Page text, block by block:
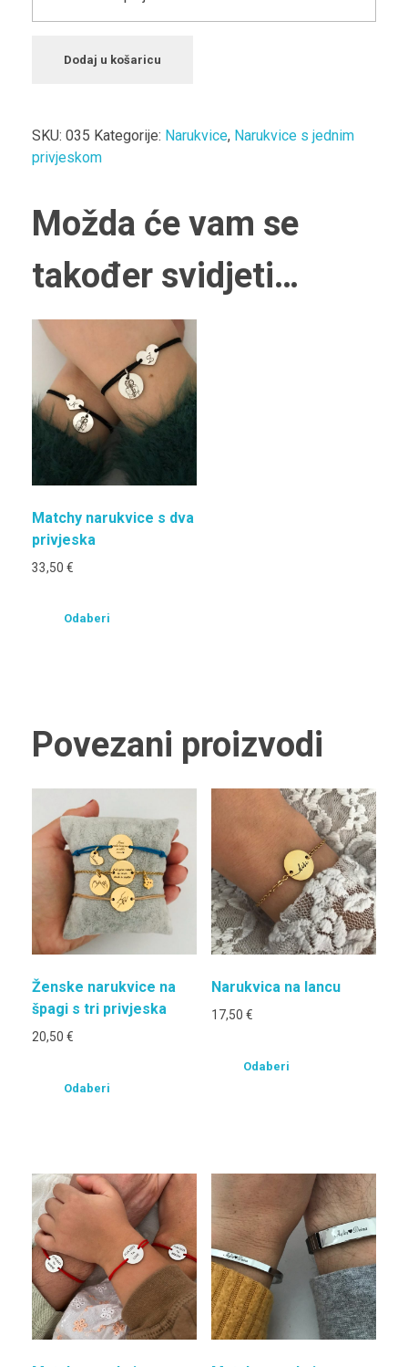
Dodaj u košaricu
SKU: 035 Kategorije: Narukvice, Narukvice s jednim
privjeskom
Možda će vam se
također svidjeti…
Matchy narukvice s dva
privjeska
33,50 €
Odaberi
Povezani proizvodi
Ženske narukvice na
špagi s tri privjeska
20,50 €
Odaberi
Narukvica na lancu
17,50 €
Odaberi